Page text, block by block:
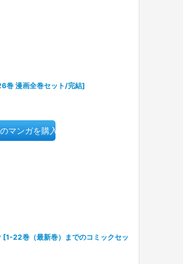
巻 漫画全巻セット/完結]
マンガを購入
[1-22巻（最新巻）までのコミックセッ